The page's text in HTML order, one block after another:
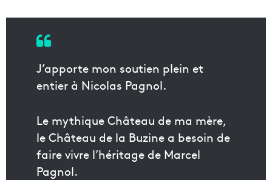
J’apporte mon soutien plein et
entier à Nicolas Pagnol.
Le mythique Château de ma mère,
le Château de la Buzine a besoin de
faire vivre l’héritage de Marcel
Pagnol.